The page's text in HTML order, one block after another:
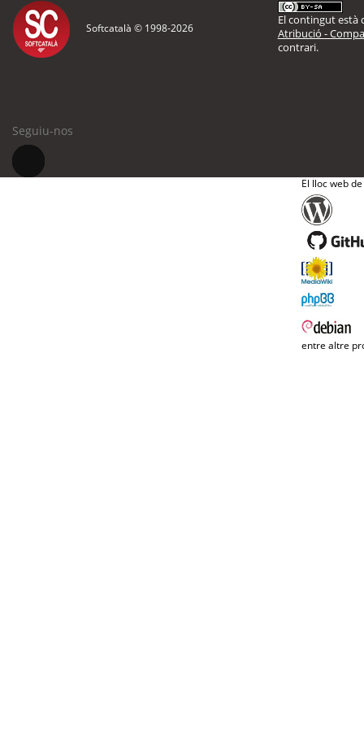
Softcatalà © 1998-2026
El contingut està
Atribució -
contrari.
Seguiu-nos
El lloc web
entre altre